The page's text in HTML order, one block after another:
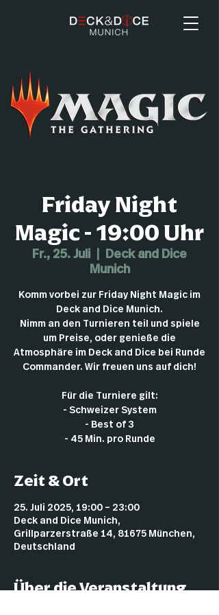
Friday Night
Magic - 19:00 Uhr
Fr., 25. Juli
Deck and Dice
Munich
Komm vorbei zur Friday Night Magic im
Deck and Dice Munich.
Nimm an den Turnieren teil und spiele
um Preise, oder genieße die
Atmosphäre im Deck and Dice bei Runde
Commander. Wir freuen uns auf dich!
Für die Turniere gilt:
- Schweizer System
- Best of 3
- 45 Min. pro Runde
Zeit & Ort
25. Juli 2025, 19:00 – 23:00
Deck and Dice Munich,
Grillparzerstraße 14, 81675 München,
Deutschland
Über die Veranstaltung